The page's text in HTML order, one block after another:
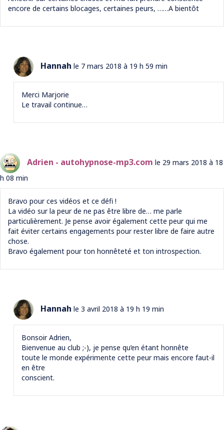
encore de certains blocages, certaines peurs, ……A bientôt
Hannah le 7 mars 2018 à 19 h 59 min
Merci Marjorie
Le travail continue…
Adrien - autohypnose-mp3.com le 29 mars 2018 à 18
h 08 min
Bravo pour ces vidéos et ce défi !
La vidéo sur la peur de ne pas être libre de… me parle
particulièrement. Je pense avoir également cette peur qui me
fait éviter certains engagements pour rester libre de faire autre
chose.
Bravo également pour ton honnêteté et ton introspection.
Hannah le 3 avril 2018 à 19 h 19 min
Bonsoir Adrien,
Bienvenue au club ;-), je pense qu’en étant honnête
toute le monde expérimente cette peur mais encore faut-il
en être
conscient.